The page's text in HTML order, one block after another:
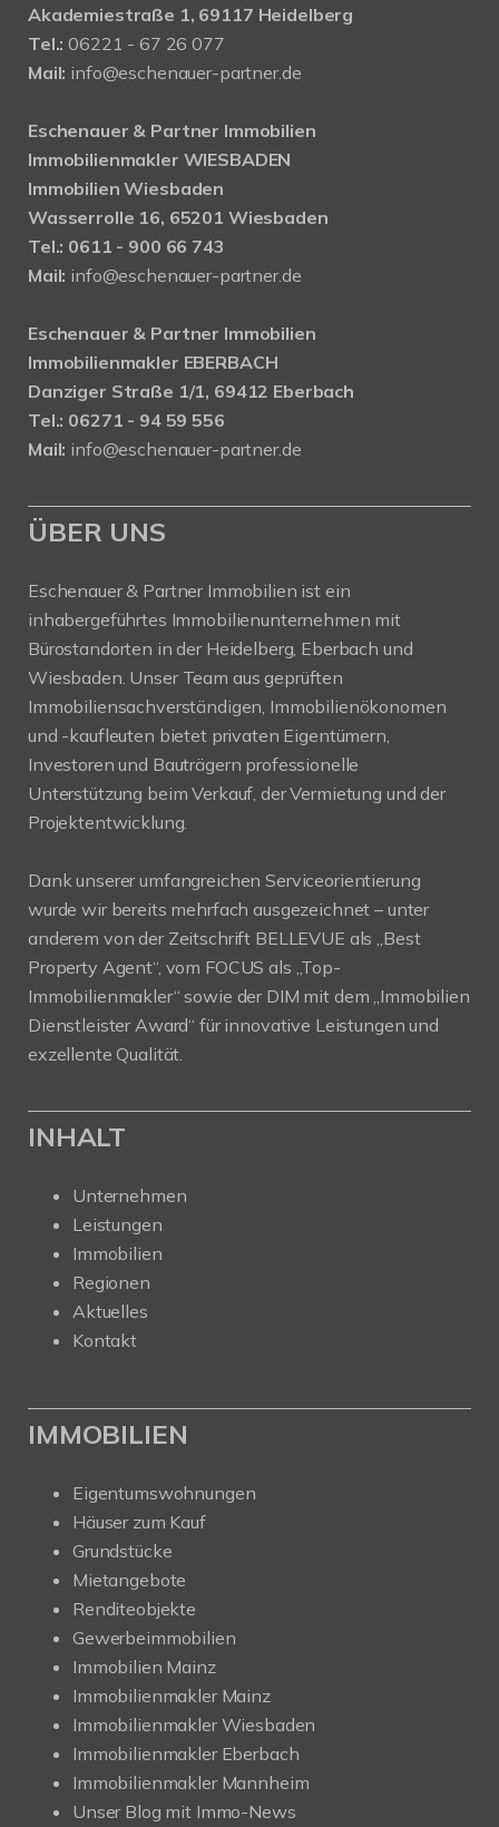
Akademiestraße 1, 69117 Heidelberg
Tel.:06221 - 67 26 077
Mail: info@eschenauer-partner.de
Eschenauer & Partner Immobilien
Immobilienmakler WIESBADEN
Immobilien Wiesbaden
Wasserrolle 16, 65201 Wiesbaden
Tel.: 0611 - 900 66 743
Mail: info@eschenauer-partner.de
Eschenauer & Partner Immobilien
Immobilienmakler EBERBACH
Danziger Straße 1/1, 69412 Eberbach
Tel.: 06271 - 94 59 556
Mail: info@eschenauer-partner.de
ÜBER UNS
Eschenauer & Partner Immobilien ist ein
inhabergeführtes Immobilienunternehmen mit
Bürostandorten in der Heidelberg, Eberbach und
Wiesbaden. Unser Team aus geprüften
Immobiliensachverständigen, Immobilienökonomen
und -kaufleuten bietet privaten Eigentümern,
Investoren und Bauträgern professionelle
Unterstützung beim Verkauf, der Vermietung und der
Projektentwicklung.
Dank unserer umfangreichen Serviceorientierung
wurde wir bereits mehrfach ausgezeichnet – unter
anderem von der Zeitschrift BELLEVUE als „Best
Property Agent“, vom FOCUS als „Top-
Immobilienmakler“ sowie der DIM mit dem „Immobilien
Dienstleister Award“ für innovative Leistungen und
exzellente Qualität.
INHALT
Unternehmen
Leistungen
Immobilien
Regionen
Aktuelles
Kontakt
IMMOBILIEN
Eigentumswohnungen
Häuser zum Kauf
Grundstücke
Mietangebote
Renditeobjekte
Gewerbeimmobilien
Immobilien Mainz
Immobilienmakler Mainz
Immobilienmakler Wiesbaden
Immobilienmakler Eberbach
Immobilienmakler Mannheim
Unser Blog mit Immo-News